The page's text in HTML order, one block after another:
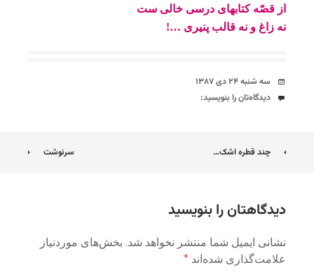
از قصّه کتابهای درسی خالی ست
نه زاغ و نه قالب پنیری …!
تاریخ
سه شنبه ۲۴ دی ۱۳۸۷
دیدگاه‌ها
دیدگاه‌تان را بنویسید:
ناوبری
چند قطره اشک… سرنوشت
دیدگاهتان را بنویسید
نشانی ایمیل شما منتشر نخواهد شد. بخش‌های موردنیاز
علامت‌گذاری شده‌اند *